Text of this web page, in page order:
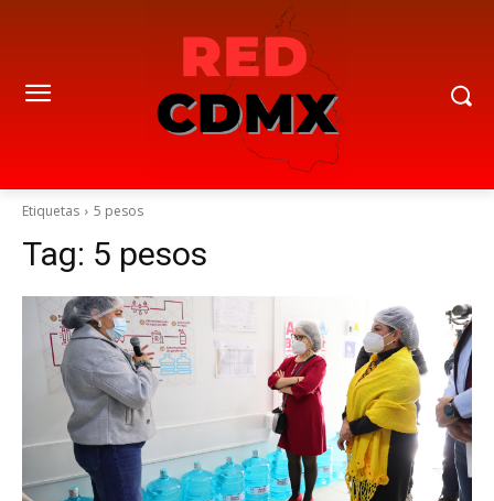
Etiquetas 5 pesos
Tag: 5 pesos